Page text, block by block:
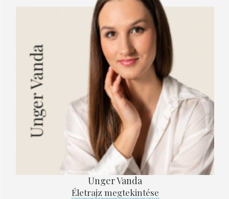
Unger Vanda
Életrajz megtekintése